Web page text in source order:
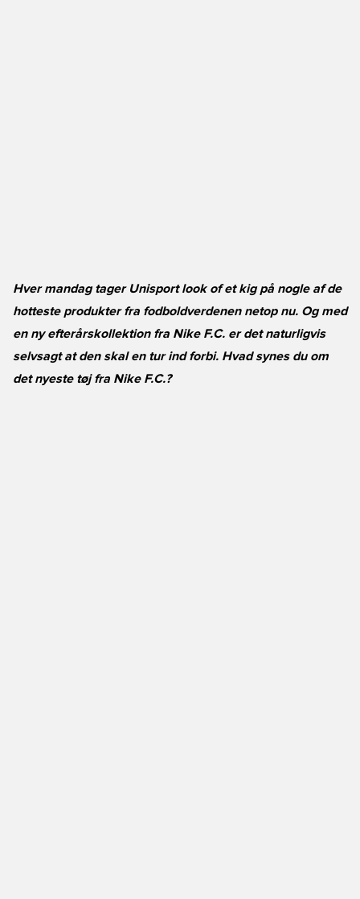
Hver mandag tager Unisport look of et kig på nogle af de
hotteste produkter fra fodboldverdenen netop nu. Og med
en ny efterårskollektion fra Nike F.C. er det naturligvis
selvsagt at den skal en tur ind forbi. Hvad synes du om
det nyeste tøj fra Nike F.C.?